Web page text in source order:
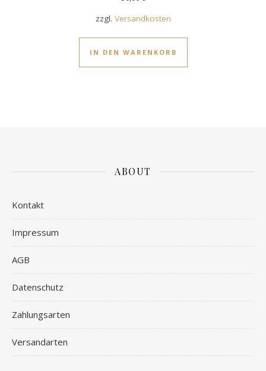
zzgl. Versandkosten
IN DEN WARENKORB
ABOUT
Kontakt
Impressum
AGB
Datenschutz
Zahlungsarten
Versandarten